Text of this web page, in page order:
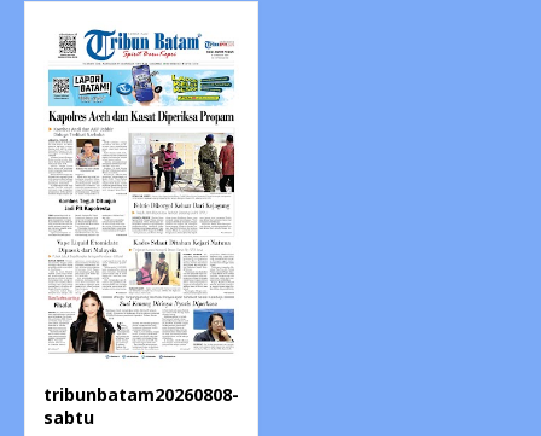
tribunbatam20260808-
sabtu